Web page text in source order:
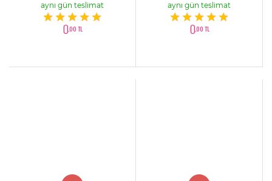
aynı gün teslimat
0,00 TL
aynı gün teslimat
0,00 TL